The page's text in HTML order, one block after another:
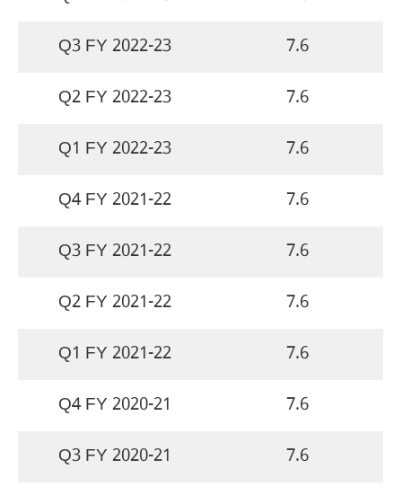
Q3 FY 2022-23 7.6
Q2 FY 2022-23 7.6
Q1 FY 2022-23 7.6
Q4 FY 2021-22 7.6
Q3 FY 2021-22 7.6
Q2 FY 2021-22 7.6
Q1 FY 2021-22 7.6
Q4 FY 2020-21 7.6
Q3 FY 2020-21 7.6